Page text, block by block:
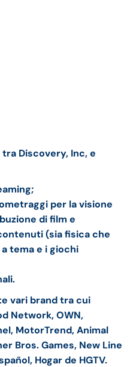
Discovery, Inc, e
per la visione
di film e
(sia fisica che
tema e i giochi
vari brand tra cui
Network, OWN,
MotorTrend, Animal
Bros. Games, New Line
Hogar de HGTV.